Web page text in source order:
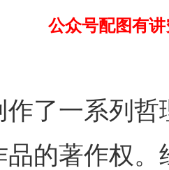
公众号配图有
一系列哲
品的著作权